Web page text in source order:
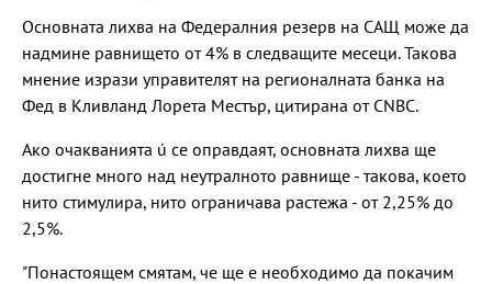
Основната лихва на Федералния резерв на САЩ може да
надмине равнището от 4% в следващите месеци. Такова
мнение изрази управителят на регионалната банка на
Фед в Кливланд Лорета Местър, цитирана от CNBC.
Ако очакванията ú се оправдаят, основната лихва ще
достигне много над неутралното равнище - такова, което
нито стимулира, нито ограничава растежа - от 2,25% до
2,5%.
"Понастоящем смятам, че ще е необходимо да покачим